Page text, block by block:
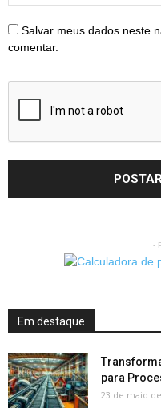
Salvar meus dados neste
comentar.
-
Em destaque
para
23 de maio